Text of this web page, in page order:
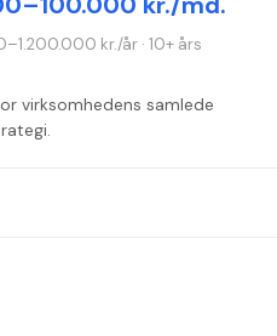
kr./år ·10+ års
virksomhedens samlede